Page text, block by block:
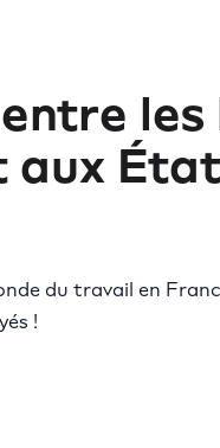
aux
du travail en
!